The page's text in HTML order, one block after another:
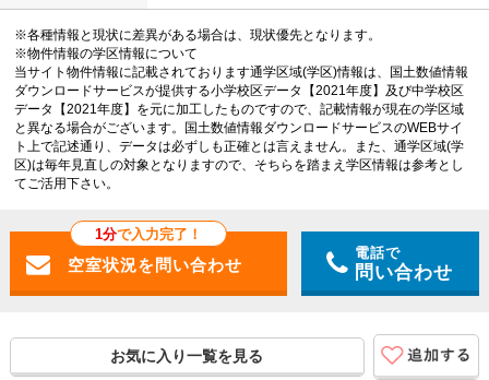
※各種情報と現状に差異がある場合は、現状優先となります。
※物件情報の学区情報について
当サイト物件情報に記載されております通学区域(学区)情報は、国土数値情報
ダウンロードサービスが提供する小学校区データ【2021年度】及び中学校区
データ【2021年度】を元に加工したものですので、記載情報が現在の学区域
と異なる場合がございます。国土数値情報ダウンロードサービスのWEBサイ
ト上で記述通り、データは必ずしも正確とは言えません。また、通学区域(学
区)は毎年見直しの対象となりますので、そちらを踏まえ学区情報は参考とし
てご活用下さい。
1分で入力完了！
電話で
問い合わせ
お気に入り一覧を見る